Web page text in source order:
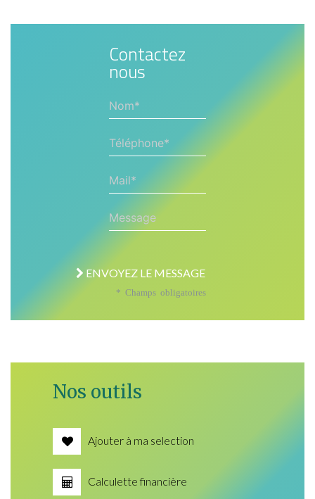
Contactez
nous
Nom*
Téléphone*
Mail*
Message
ENVOYEZ LE MESSAGE
* Champs obligatoires
Nos outils
Ajouter à ma selection
Calculette financière